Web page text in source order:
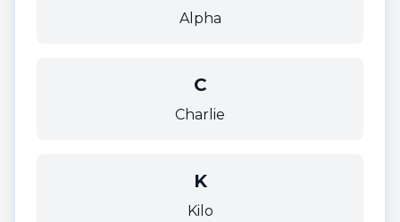
Alpha
C
Charlie
K
Kilo